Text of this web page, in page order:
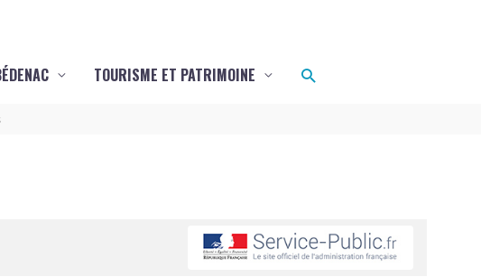
TOURISME ET PATRIMOINE Rechercher